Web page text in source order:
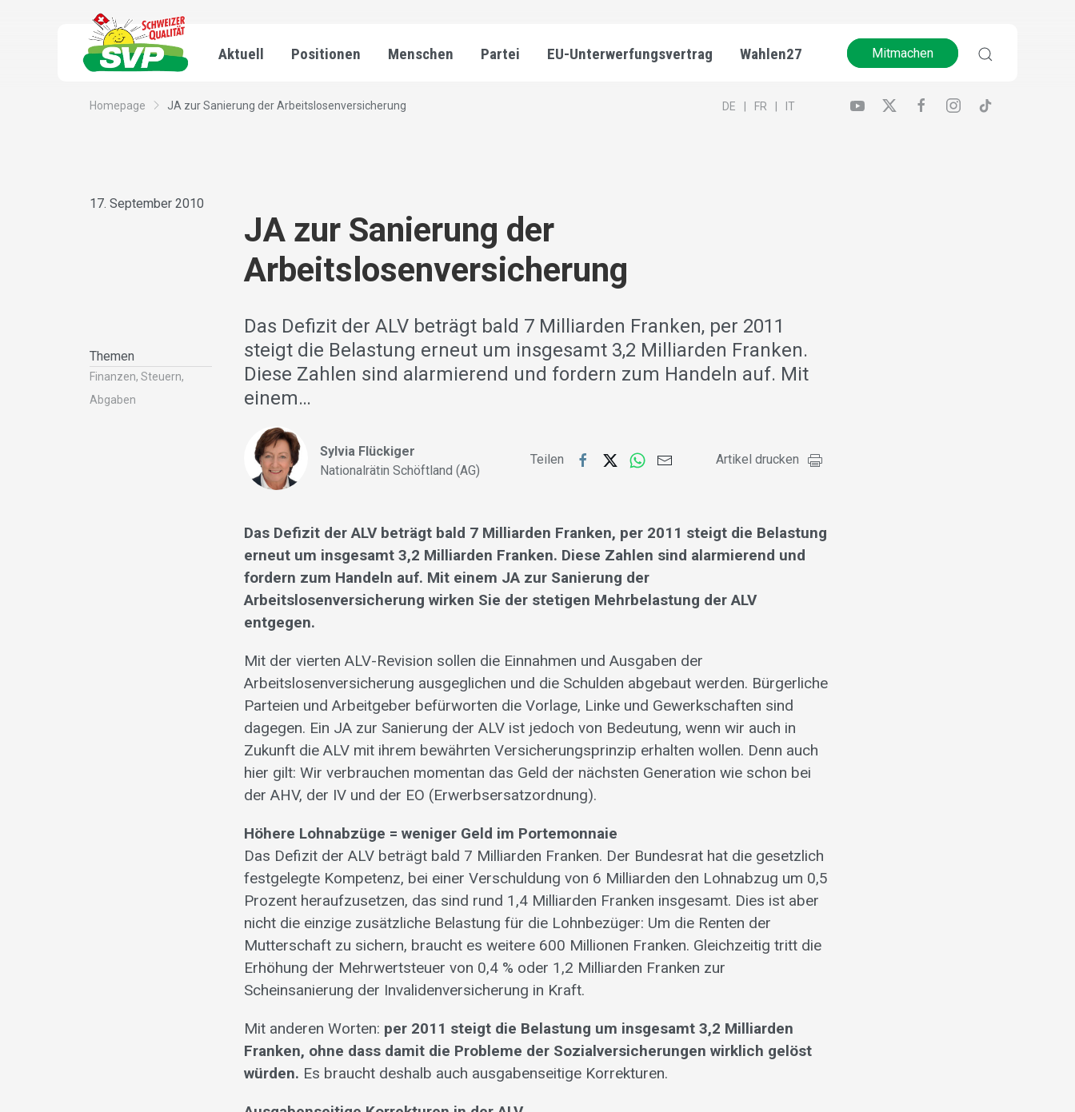
Aktuell Positionen Menschen Partei EU-Unterwerfungsvertrag Wahlen27 Mitmachen
Homepage JA zur Sanierung der Arbeitslosenversicherung DE FR IT
17. September 2010
Themen
Finanzen, Steuern,
Abgaben
JA zur Sanierung der
Arbeitslosenversicherung
Das Defizit der ALV beträgt bald 7 Milliarden Franken, per 2011
steigt die Belastung erneut um insgesamt 3,2 Milliarden Franken.
Diese Zahlen sind alarmierend und fordern zum Handeln auf. Mit
einem…
Sylvia Flückiger
Nationalrätin Schöftland (AG)
Teilen Artikel drucken
Das Defizit der ALV beträgt bald 7 Milliarden Franken, per 2011 steigt die Belastung
erneut um insgesamt 3,2 Milliarden Franken. Diese Zahlen sind alarmierend und
fordern zum Handeln auf. Mit einem JA zur Sanierung der
Arbeitslosenversicherung wirken Sie der stetigen Mehrbelastung der ALV
entgegen.
Mit der vierten ALV-Revision sollen die Einnahmen und Ausgaben der
Arbeitslosenversicherung ausgeglichen und die Schulden abgebaut werden. Bürgerliche
Parteien und Arbeitgeber befürworten die Vorlage, Linke und Gewerkschaften sind
dagegen. Ein JA zur Sanierung der ALV ist jedoch von Bedeutung, wenn wir auch in
Zukunft die ALV mit ihrem bewährten Versicherungsprinzip erhalten wollen. Denn auch
hier gilt: Wir verbrauchen momentan das Geld der nächsten Generation wie schon bei
der AHV, der IV und der EO (Erwerbsersatzordnung).
Höhere Lohnabzüge = weniger Geld im Portemonnaie
Das Defizit der ALV beträgt bald 7 Milliarden Franken. Der Bundesrat hat die gesetzlich
festgelegte Kompetenz, bei einer Verschuldung von 6 Milliarden den Lohnabzug um 0,5
Prozent heraufzusetzen, das sind rund 1,4 Milliarden Franken insgesamt. Dies ist aber
nicht die einzige zusätzliche Belastung für die Lohnbezüger: Um die Renten der
Mutterschaft zu sichern, braucht es weitere 600 Millionen Franken. Gleichzeitig tritt die
Erhöhung der Mehrwertsteuer von 0,4 % oder 1,2 Milliarden Franken zur
Scheinsanierung der Invalidenversicherung in Kraft.
Mit anderen Worten: per 2011 steigt die Belastung um insgesamt 3,2 Milliarden
Franken, ohne dass damit die Probleme der Sozialversicherungen wirklich gelöst
würden. Es braucht deshalb auch ausgabenseitige Korrekturen.